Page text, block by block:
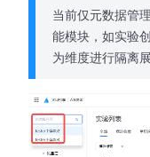
当前仅元数据管
能模块，如实验
为维度进行隔离展